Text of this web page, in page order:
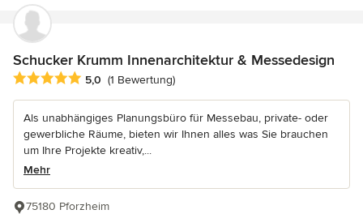
Schucker Krumm Innenarchitektur & Messedesign
Durchschnittliche Bewertung: 5 von 5 Sternen
5,0 (1 Bewertung)
Als unabhängiges Planungsbüro für Messebau, private- oder
gewerbliche Räume, bieten wir Ihnen alles was Sie brauchen
um Ihre Projekte kreativ,...
Mehr
75180 Pforzheim